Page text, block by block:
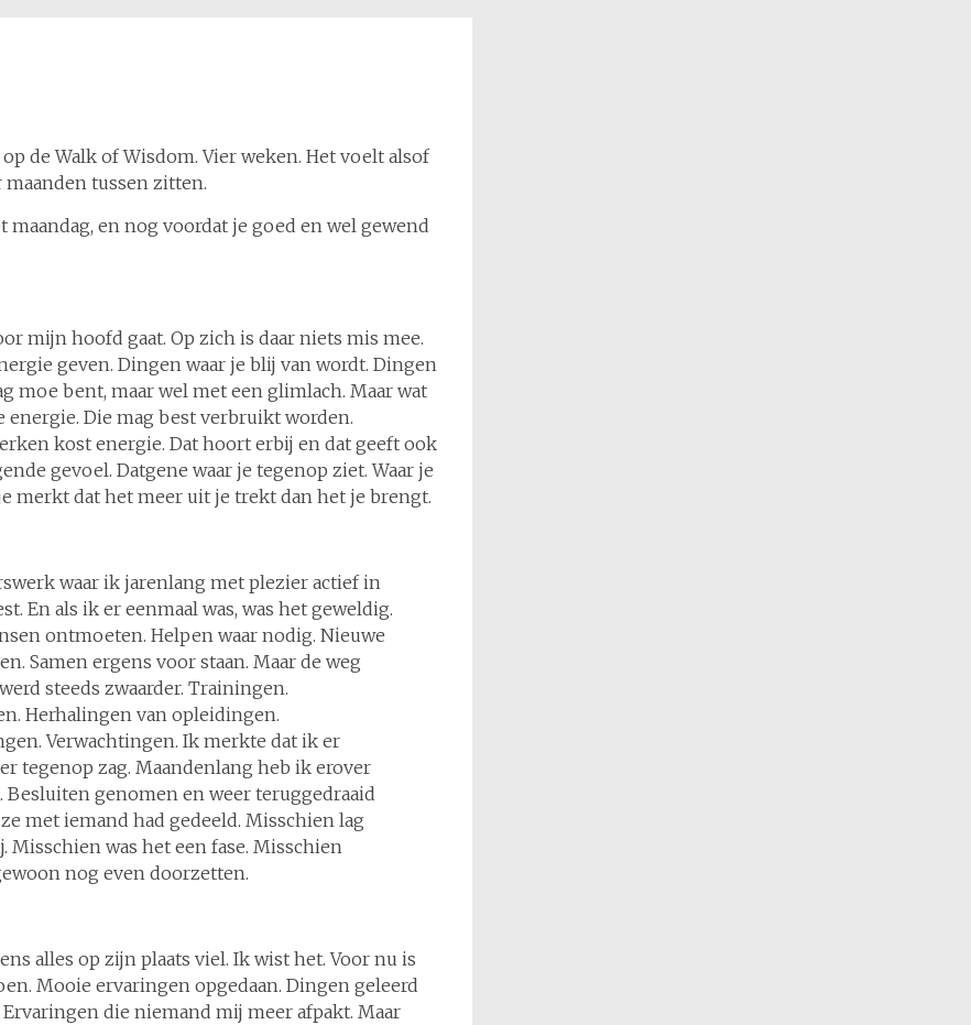
de Walk of Wisdom. Vier weken. Het voelt alsof
tussen zitten.
en nog voordat je goed en wel gewend
mijn hoofd gaat. Op zich is daar niets mis mee.
geven. Dingen waar je blij van wordt. Dingen
moe bent, maar wel met een glimlach. Maar wat
Die mag best verbruikt worden.
kost energie. Dat hoort erbij en dat geeft ook
gevoel. Datgene waar je tegenop ziet. Waar je
merkt dat het meer uit je trekt dan het je brengt.
waar ik jarenlang met plezier actief in
En als ik er eenmaal was, was het geweldig.
ontmoeten. Helpen waar nodig. Nieuwe
Samen ergens voor staan. Maar de weg
steeds zwaarder. Trainingen.
Herhalingen van opleidingen.
Verwachtingen. Ik merkte dat ik er
tegenop zag. Maandenlang heb ik erover
Besluiten genomen en weer teruggedraaid
met iemand had gedeeld. Misschien lag
Misschien was het een fase. Misschien
nog even doorzetten.
alles op zijn plaats viel. Ik wist het. Voor nu is
Mooie ervaringen opgedaan. Dingen geleerd
die niemand mij meer afpakt. Maar